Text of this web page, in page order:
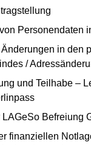
Personendaten
in den
/
und Teilhabe –
LAGeSo Befreiung
finanziellen